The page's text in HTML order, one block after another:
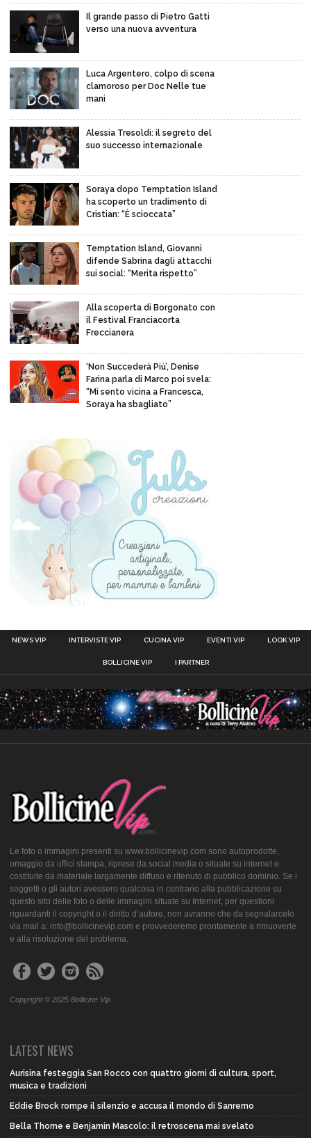
Il grande passo di Pietro Gatti
verso una nuova avventura
Luca Argentero, colpo di scena
clamoroso per Doc Nelle tue
mani
Alessia Tresoldi: il segreto del
suo successo internazionale
Soraya dopo Temptation Island
ha scoperto un tradimento di
Cristian: “È scioccata”
Temptation Island, Giovanni
difende Sabrina dagli attacchi
sui social: “Merita rispetto”
Alla scoperta di Borgonato con
il Festival Franciacorta
Freccianera
‘Non Succederà Più’, Denise
Farina parla di Marco poi svela:
“Mi sento vicina a Francesca,
Soraya ha sbagliato”
NEWS VIP INTERVISTE VIP CUCINA VIP EVENTI VIP LOOK VIP
BOLLICINE VIP I PARTNER
Le foto o immagini presenti su www.bollicinevip.com sono autoprodotte,
omaggio da uffici stampa, riprese da social media o situate su internet e
costituite da materiale largamente diffuso e ritenuto di pubblico dominio. Se i
soggetti o gli autori avessero qualcosa in contrario alla pubblicazione su
questo sito delle foto o delle immagini situate su Internet, per questioni
riguardanti il copyright o il diritto d’autore, non avranno che da segnalarcelo
via mail a: info@bollicinevip.com e provvederemo prontamente a rimuoverle
e alla risoluzione del problema.
Copyright © 2025 Bollicine Vip
LATEST NEWS
Aurisina festeggia San Rocco con quattro giorni di cultura, sport,
musica e tradizioni
Eddie Brock rompe il silenzio e accusa il mondo di Sanremo
Bella Thorne e Benjamin Mascolo: il retroscena mai svelato